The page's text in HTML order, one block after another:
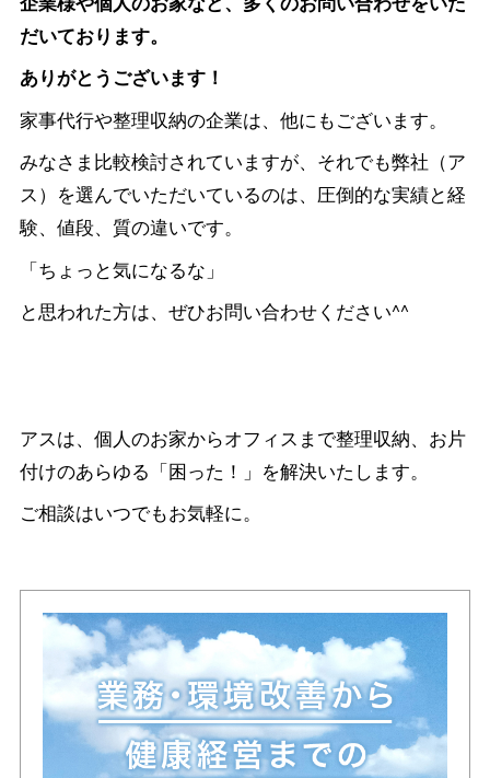
だいております。
ありがとうございます！
家事代行や整理収納の企業は、他にもございます。
みなさま比較検討されていますが、それでも弊社（ア
ス）を選んでいただいているのは、圧倒的な実績と経
験、値段、質の違いです。
「ちょっと気になるな」
と思われた方は、ぜひお問い合わせください^^
アスは、個人のお家からオフィスまで整理収納、お片
付けのあらゆる「困った！」を解決いたします。
ご相談はいつでもお気軽に。